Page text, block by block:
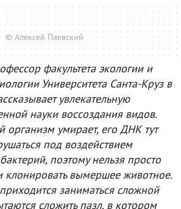
© Алексей Паевский
факультета экологии и
Университета Санта-Круз в
увлекательную
науки воссоздания видов.
организм умирает, его ДНК тут
под воздействием
поэтому нельзя просто
и клонировать вымершее животное.
заниматься сложной
сложить пазл, в котором